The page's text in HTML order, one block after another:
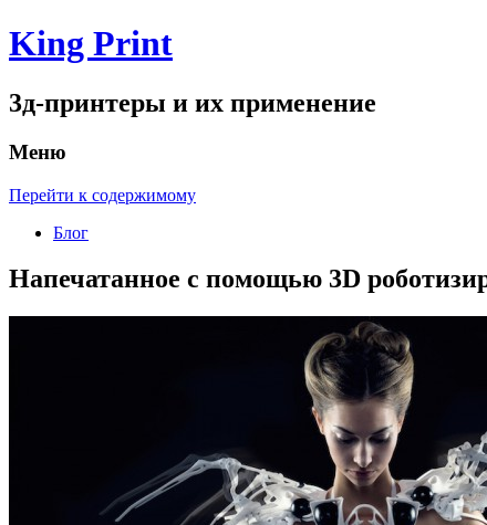
King Print
3д-принтеры и их применение
Меню
Перейти к содержимому
Блог
Напечатанное с помощью 3D